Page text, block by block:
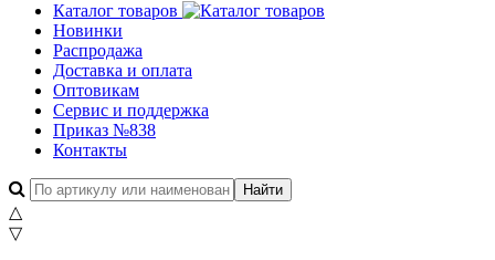
Каталог товаров
Новинки
Распродажа
Доставка и оплата
Оптовикам
Сервис и поддержка
Приказ №838
Контакты
△
▽